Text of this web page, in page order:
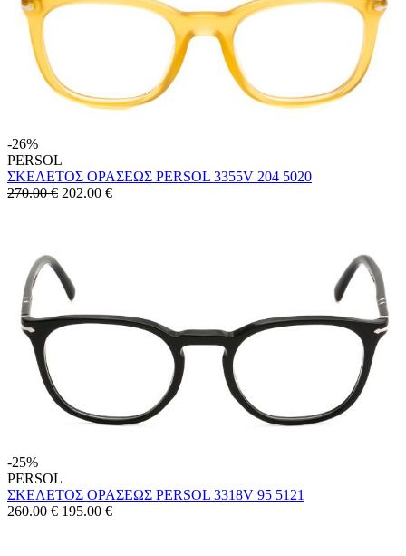
-26%
PERSOL
ΣΚΕΛΕΤΟΣ ΟΡΑΣΕΩΣ PERSOL 3355V 204 5020
270.00 € 202.00 €
-25%
PERSOL
ΣΚΕΛΕΤΟΣ ΟΡΑΣΕΩΣ PERSOL 3318V 95 5121
260.00 € 195.00 €